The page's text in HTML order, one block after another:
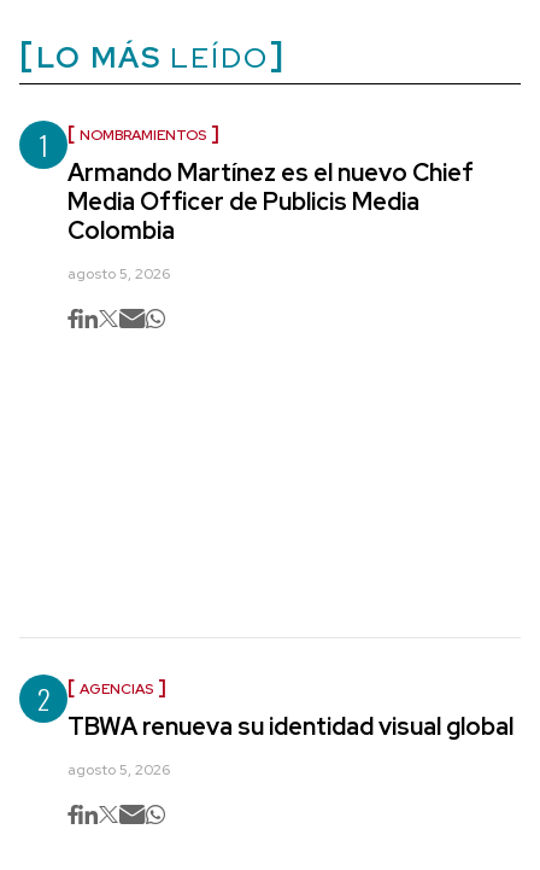
LO MÁS LEÍDO
1 NOMBRAMIENTOS
Armando Martínez es el nuevo Chief
Media Officer de Publicis Media
Colombia
agosto 5, 2026
2 AGENCIAS
TBWA renueva su identidad visual global
agosto 5, 2026